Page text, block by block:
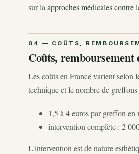
sur laapproches médicales contre
Coûts, remboursement
Les coûts en France varient selon
technique et le nombre de greffons
1,5 à 4 euros par greffon en
intervention complète : 2
L'intervention est de nature